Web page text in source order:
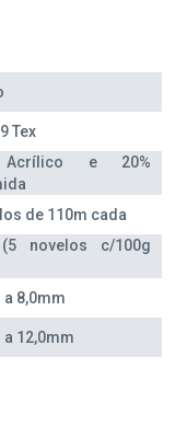
Urbano 500G Cor
Tex
Acrílico e 20%
de 110m cada
novelos c/100g
a 8,0mm
a 12,0mm